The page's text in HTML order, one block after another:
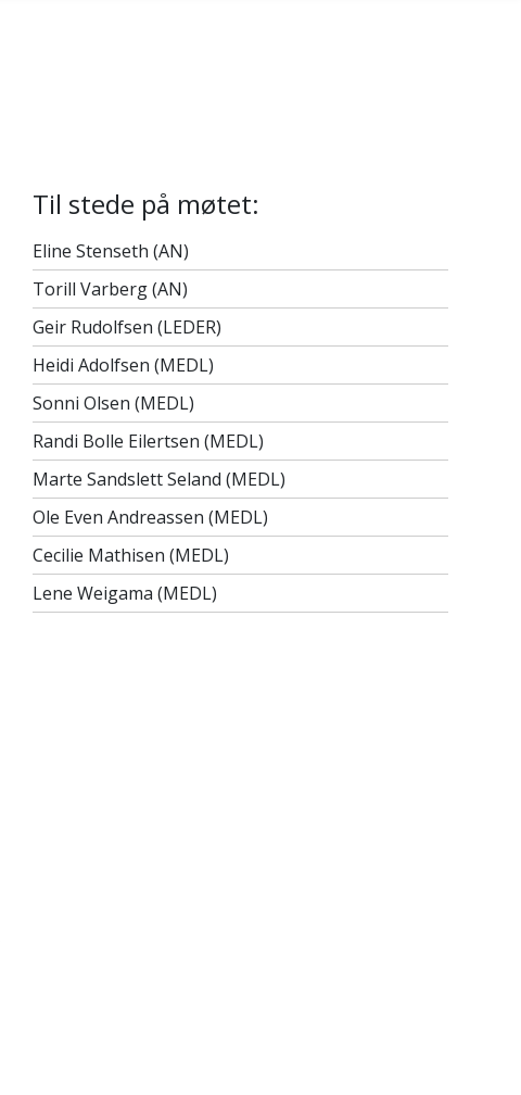
Til stede på møtet:
Eline Stenseth (AN)
Torill Varberg (AN)
Geir Rudolfsen (LEDER)
Heidi Adolfsen (MEDL)
Sonni Olsen (MEDL)
Randi Bolle Eilertsen (MEDL)
Marte Sandslett Seland (MEDL)
Ole Even Andreassen (MEDL)
Cecilie Mathisen (MEDL)
Lene Weigama (MEDL)